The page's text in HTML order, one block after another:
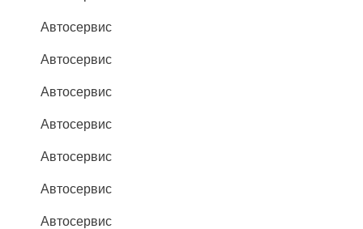
Автосервис
Автосервис
Автосервис
Автосервис
Автосервис
Автосервис
Автосервис